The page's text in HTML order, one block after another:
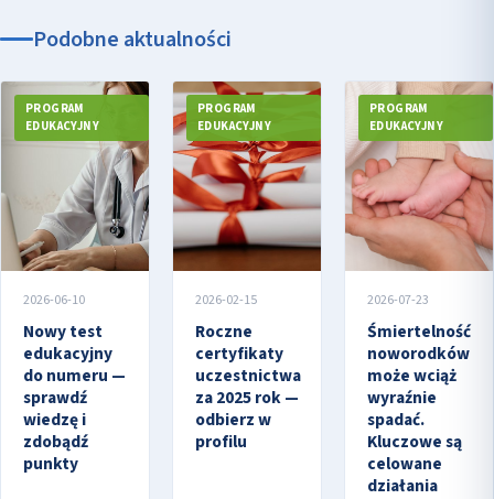
Podobne aktualności
PROGRAM
EDUKACYJNY
2026-06-10
Nowy test
edukacyjny
do numeru —
sprawdź
wiedzę i
zdobądź
punkty
PROGRAM
EDUKACYJNY
2026-02-15
Roczne
certyfikaty
uczestnictwa
za 2025 rok —
odbierz w
profilu
PROGRAM
EDUKACYJNY
2026-07-23
Śmiertelność
noworodków
może wciąż
wyraźnie
spadać.
Kluczowe są
celowane
działania